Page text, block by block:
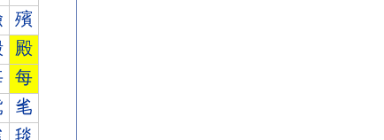
殯
殿
每
毟
毯